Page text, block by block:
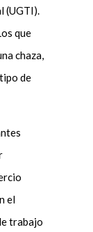
(UGTI).
que
chaza,
de
el
trabajo